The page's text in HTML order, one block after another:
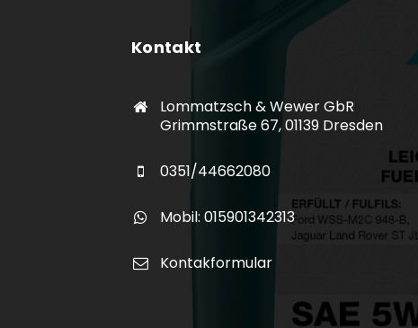
Kontakt
Lommatzsch & Wewer GbR
Grimmstraße 67, 01139 Dresden
0351/44662080
Mobil: 015901342313
Kontakformular